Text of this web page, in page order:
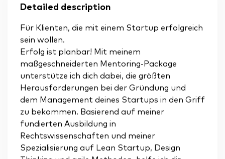
Detailed description
Für Klienten, die mit einem Startup erfolgreich
sein wollen.
Erfolg ist planbar! Mit meinem
maßgeschneiderten Mentoring-Package
unterstütze ich dich dabei, die größten
Herausforderungen bei der Gründung und
dem Management deines Startups in den Griff
zu bekommen. Basierend auf meiner
fundierten Ausbildung in
Rechtswissenschaften und meiner
Spezialisierung auf Lean Startup, Design